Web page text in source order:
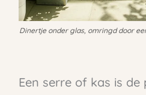
Dinertje onder glas, omringd door
Een serre of kas is de